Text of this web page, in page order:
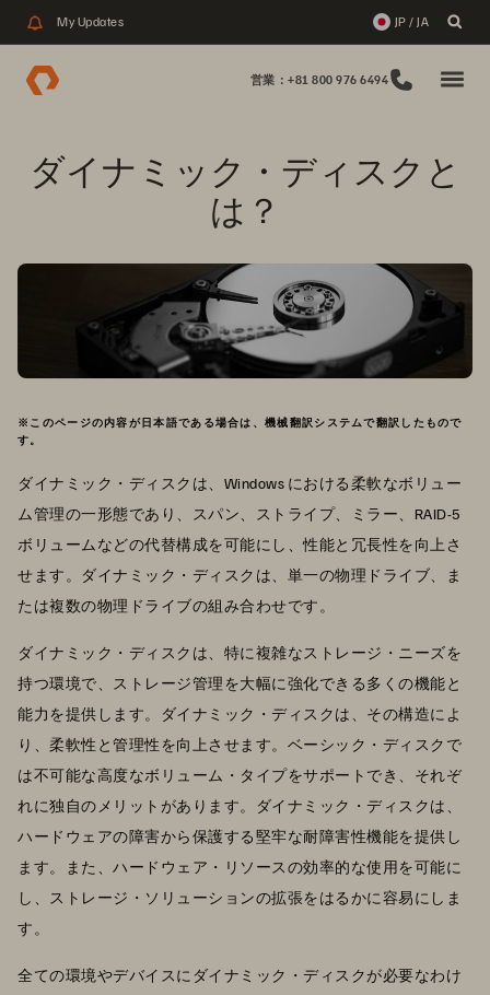
My Updates JP / JA
営業：+81 800 976 6494
ダイナミック・ディスクと
は？
※このページの内容が日本語である場合は、機械翻訳システムで翻訳したもので
す。
ダイナミック・ディスクは、Windows における柔軟なボリュー
ム管理の一形態であり、スパン、ストライプ、ミラー、RAID-5
ボリュームなどの代替構成を可能にし、性能と冗長性を向上さ
せます。ダイナミック・ディスクは、単一の物理ドライブ、ま
たは複数の物理ドライブの組み合わせです。
ダイナミック・ディスクは、特に複雑なストレージ・ニーズを
持つ環境で、ストレージ管理を大幅に強化できる多くの機能と
能力を提供します。ダイナミック・ディスクは、その構造によ
り、柔軟性と管理性を向上させます。ベーシック・ディスクで
は不可能な高度なボリューム・タイプをサポートでき、それぞ
れに独自のメリットがあります。ダイナミック・ディスクは、
ハードウェアの障害から保護する堅牢な耐障害性機能を提供し
ます。また、ハードウェア・リソースの効率的な使用を可能に
し、ストレージ・ソリューションの拡張をはるかに容易にしま
す。
全ての環境やデバイスにダイナミック・ディスクが必要なわけ